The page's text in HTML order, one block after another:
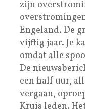
zijn
Engeland. De
vijftig jaar. Je
omdat alle
De
een half uur,
vergaan,